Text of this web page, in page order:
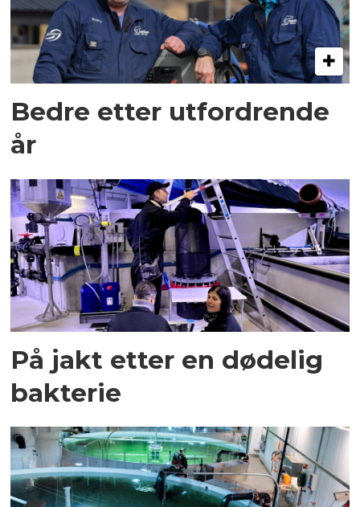
Bedre etter utfordrende
år
På jakt etter en dødelig
bakterie